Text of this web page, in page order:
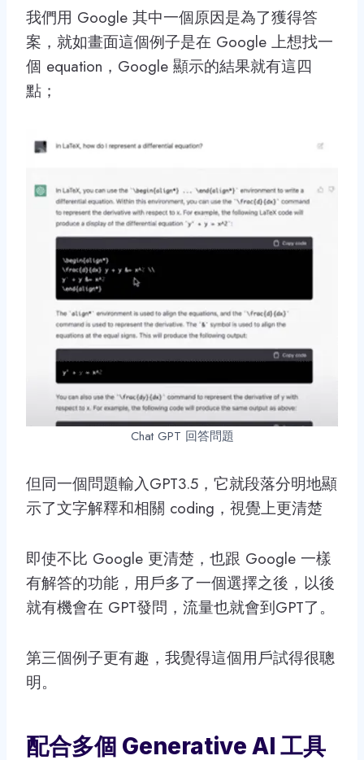
我們用 Google 其中一個原因是為了獲得答
案，就如畫面這個例子是在 Google 上想找一
個 equation，Google 顯示的結果就有這四
點；
Chat GPT 回答問題
但同一個問題輸入GPT3.5，它就段落分明地顯
示了文字解釋和相關 coding，視覺上更清楚
即使不比 Google 更清楚，也跟 Google 一樣
有解答的功能，用戶多了一個選擇之後，以後
就有機會在 GPT發問，流量也就會到GPT了。
第三個例子更有趣，我覺得這個用戶試得很聰
明。
配合多個 Generative AI 工具